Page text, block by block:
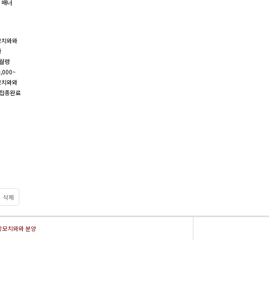
와와
령
와와
종완료
삭제
모치와와 분양